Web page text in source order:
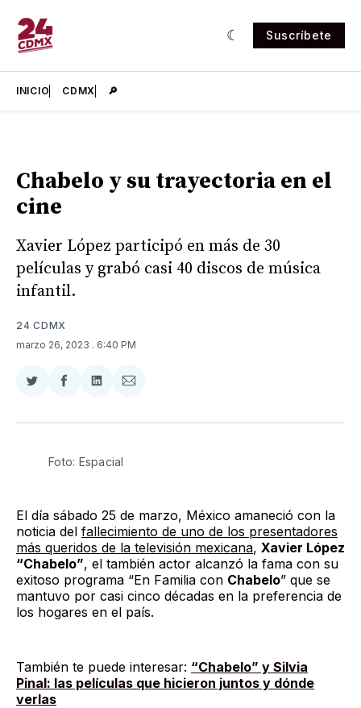
Suscríbete
INICIO CDMX 🔎
Chabelo y su trayectoria en el
cine
Xavier López participó en más de 30
películas y grabó casi 40 discos de música
infantil.
24 CDMX
marzo 26, 2023 . 6:40 PM
Compartir
Twitter
Compartir
Facebook
Compartir
LinkedIn
Compartir
Email
Foto: Espacial
El día sábado 25 de marzo, México amaneció con la
noticia del fallecimiento de uno de los presentadores
más queridos de la televisión mexicana, Xavier López
“Chabelo”, el también actor alcanzó la fama con su
exitoso programa “En Familia con Chabelo” que se
mantuvo por casi cinco décadas en la preferencia de
los hogares en el país.
También te puede interesar: “Chabelo” y Silvia
Pinal: las películas que hicieron juntos y dónde
verlas